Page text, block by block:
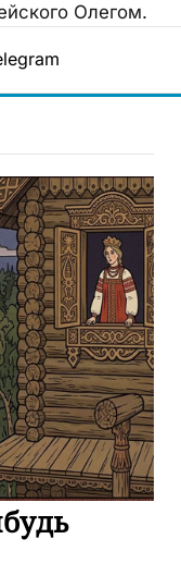
Олегом.